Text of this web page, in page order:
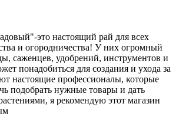
это настоящий рай для всех
и огородничества! У них огромный
саженцев, удобрений, инструментов и
понадобиться для создания и ухода за
настоящие профессионалы, которые
подобрать нужные товары и дать
я рекомендую этот магазин